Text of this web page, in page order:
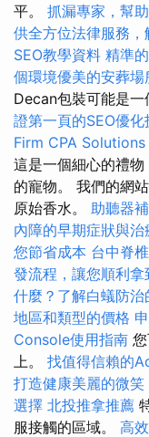
平。 抓漏專家，幫
供全方位法律服務
SEO教學資料 精準
個環境優美的安葬場
Decan包裝可能是一
證第一頁的SEO優化
Firm CPA Solutions
這是一個細心的禮
的寵物。 我們的網
原始香水。 助聽器
內障的早期症狀與治
您節省成本 台中脊
發流程，讓您順利拿
什麼？了解白蟻防治
地區和類型的價格
Console使用指南
上。 找值得信賴的
打造健康美麗的微笑
選擇 北投推拿推薦
服接觸的區域。 高